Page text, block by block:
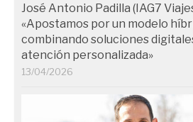
José Antonio Padilla (IAG7
«Apostamos por un modelo
combinando soluciones
atención personalizada»
13/04/2026